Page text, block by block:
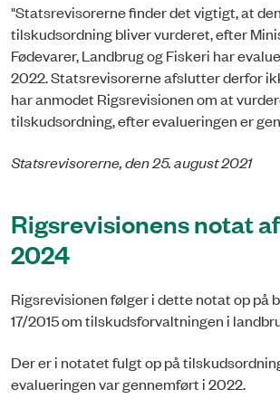
"Statsrevisorerne finder det vigtigt, at
tilskudsordning bliver vurderet, efter
Fødevarer, Landbrug og Fiskeri har
2022. Statsrevisorerne afslutter derfor
har anmodet Rigsrevisionen om at
tilskudsordning, efter evalueringen er
Statsrevisorerne, den 25. august 2021
Rigsrevisionens notat
2024
Rigsrevisionen følger i dette notat op på
17/2015 om tilskudsforvaltningen i
Der er i notatet fulgt op på
evalueringen var gennemført i 2022.